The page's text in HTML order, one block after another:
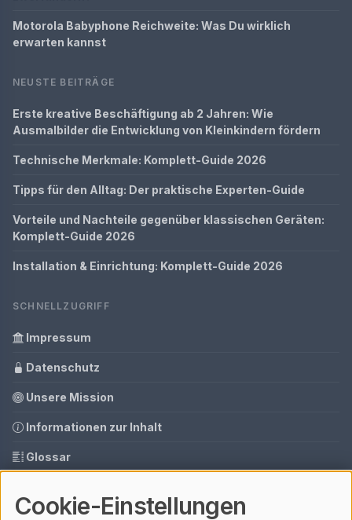
Motorola Babyphone Reichweite: Was Du wirklich
erwarten kannst
NEUSTE BEITRÄGE
Erste kreative Beschäftigung ab 2 Jahren: Wie
Ausmalbilder die Entwicklung von Kleinkindern fördern
Technische Merkmale: Komplett-Guide 2026
Tipps für den Alltag: Der praktische Experten-Guide
Vorteile und Nachteile gegenüber klassischen Geräten:
Komplett-Guide 2026
Installation & Einrichtung: Komplett-Guide 2026
SCHNELLZUGRIFF
Impressum
Datenschutz
Unsere Mission
Informationen zur Inhalt
Glossar
Media Daten
Cookie-Einstellungen